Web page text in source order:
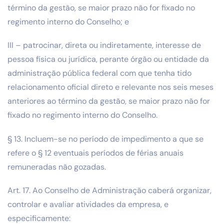
término da gestão, se maior prazo não for fixado no
regimento interno do Conselho; e
III – patrocinar, direta ou indiretamente, interesse de
pessoa física ou jurídica, perante órgão ou entidade da
administração pública federal com que tenha tido
relacionamento oficial direto e relevante nos seis meses
anteriores ao término da gestão, se maior prazo não for
fixado no regimento interno do Conselho.
§ 13. Incluem-se no período de impedimento a que se
refere o § 12 eventuais períodos de férias anuais
remuneradas não gozadas.
Art. 17. Ao Conselho de Administração caberá organizar,
controlar e avaliar atividades da empresa, e
especificamente: